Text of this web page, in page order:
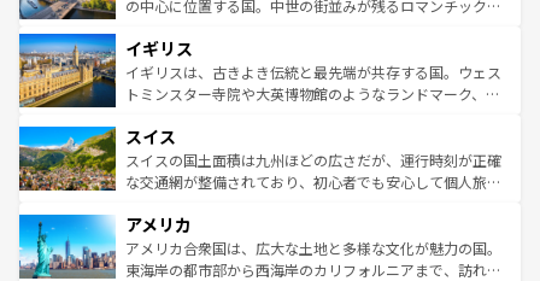
から魅了する。また、フランスは美食の国としても知ら
いる。シャンパンの発祥地であるランス、プロヴァンスの
香り高いラベンダー畑など、多彩な楽しみ方が可能だ。さ
らに、パリ以外の地域にも魅力が溢れており、どの街角に
れる地方に足を運ぶとそれぞれで全く異なる文化を体験で
きるだろう。 なお、新着のフランス情報はコンテンツ一覧
を参照してほしい。
の中心に位置する国。中世の街並みが残るロマンチック街
顔を持つこの国は、どこを歩いても飽きることがない。ベ
ルリンの文化的活気、バイエルン州のアルプスの絶景、そ
してライン川沿いのワイン畑といった風景は必見。ビール
は、お酒好きな人にはぜひ体験してほしい。 なお、新着の
ドイツ情報はコンテンツ一覧を参照してほしい。
イギリス
イギリスは、古きよき伝統と最先端が共存する国。ウェス
トミンスター寺院や大英博物館のようなランドマーク、歴
リアごとに異なる魅力がある。また、優雅なアフタヌーン
ティー、ビール好きにはたまらない英国パブ、サッカー観
戦など、本場だからこそできる体験も豊富。イギリスを旅
ンツ一覧を参照してほしい。
スイス
スイスの国土面積は九州ほどの広さだが、運行時刻が正確
な交通網が整備されており、初心者でも安心して個人旅行
の建物がそのまま残る町や、スイスならではのユニークな
博物館もあり、アルプス観光だけでなく町歩きも満喫する
ことができる。国民の所得が高いため物価も高いが、旅行
アメリカ
アメリカ合衆国は、広大な土地と多様な文化が魅力の国。
東海岸の都市部から西海岸のカリフォルニアまで、訪れる